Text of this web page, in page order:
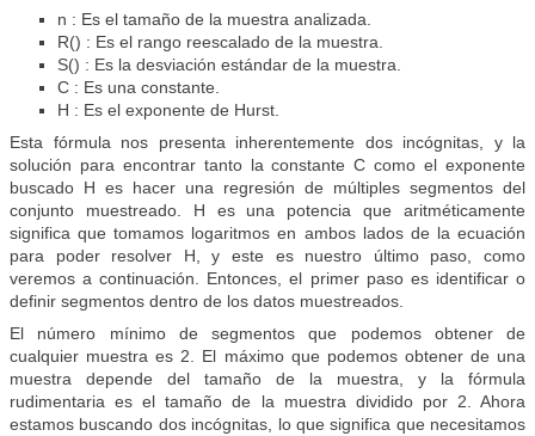
n : Es el tamaño de la muestra analizada.
R() : Es el rango reescalado de la muestra.
S() : Es la desviación estándar de la muestra.
C : Es una constante.
H : Es el exponente de Hurst.
Esta fórmula nos presenta inherentemente dos incógnitas, y la
solución para encontrar tanto la constante C como el exponente
buscado H es hacer una regresión de múltiples segmentos del
conjunto muestreado. H es una potencia que aritméticamente
significa que tomamos logaritmos en ambos lados de la ecuación
para poder resolver H, y este es nuestro último paso, como
veremos a continuación. Entonces, el primer paso es identificar o
definir segmentos dentro de los datos muestreados.
El número mínimo de segmentos que podemos obtener de
cualquier muestra es 2. El máximo que podemos obtener de una
muestra depende del tamaño de la muestra, y la fórmula
rudimentaria es el tamaño de la muestra dividido por 2. Ahora
estamos buscando dos incógnitas, lo que significa que necesitamos